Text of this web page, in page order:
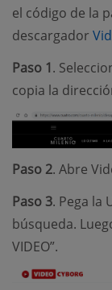
el código de la
descargador
Paso 1.
copia la
Paso 2. Abre
Paso 3. Pega la
búsqueda.
VIDEO”.